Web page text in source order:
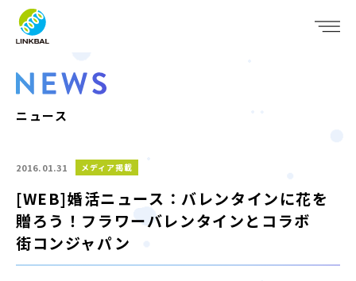
WHO WE ARE
SERVICE
IR
RECRUIT
NEWS
JP
ニュース
2016.01.31 メディア掲載
[WEB]婚活ニュース：バレンタインに花を
贈ろう！フラワーバレンタインとコラボ
街コンジャパン